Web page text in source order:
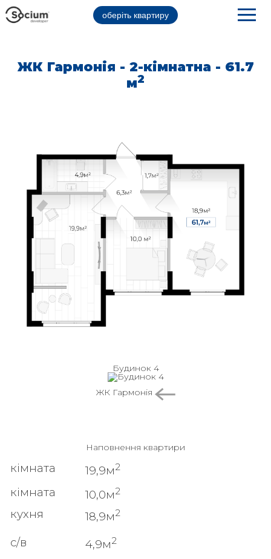
оберіть квартиру
ЖК Гармонія - 2-кімнатна - 61.7
м2
Будинок 4
ЖК Гармонія
Наповнення квартири
кімната 19,9м2
кімната 10,0м2
кухня 18,9м2
с/в 4,9м2